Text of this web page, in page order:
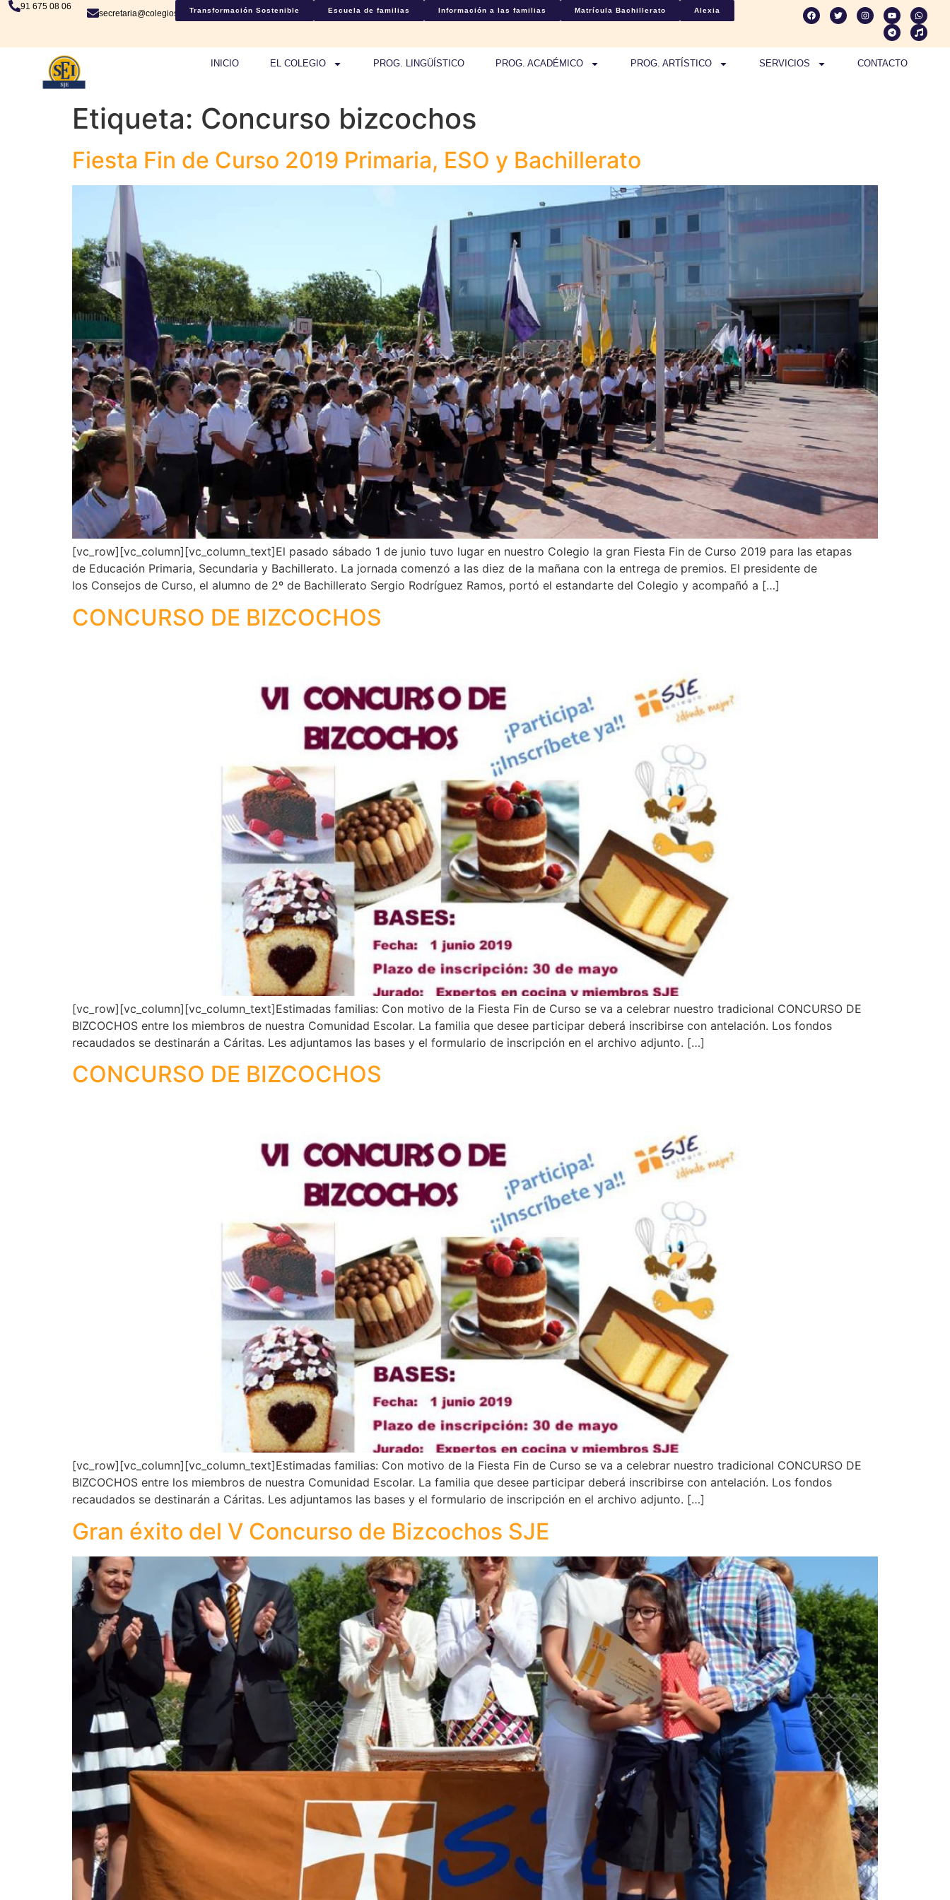
91 675 08 06
secretaria@colegiosje.esTransformación Sostenible Escuela de familias Información a las familias Matrícula Bachillerato Alexia
INICIO EL COLEGIO PROG. LINGÜÍSTICO PROG. ACADÉMICO PROG. ARTÍSTICO SERVICIOS CONTACTO
Etiqueta: Concurso bizcochos
Fiesta Fin de Curso 2019 Primaria, ESO y Bachillerato
[vc_row][vc_column][vc_column_text]El pasado sábado 1 de junio tuvo lugar en nuestro Colegio la gran Fiesta Fin de Curso 2019 para las etapas
de Educación Primaria, Secundaria y Bachillerato. La jornada comenzó a las diez de la mañana con la entrega de premios. El presidente de
los Consejos de Curso, el alumno de 2º de Bachillerato Sergio Rodríguez Ramos, portó el estandarte del Colegio y acompañó a […]
CONCURSO DE BIZCOCHOS
[vc_row][vc_column][vc_column_text]Estimadas familias: Con motivo de la Fiesta Fin de Curso se va a celebrar nuestro tradicional CONCURSO DE
BIZCOCHOS entre los miembros de nuestra Comunidad Escolar. La familia que desee participar deberá inscribirse con antelación. Los fondos
recaudados se destinarán a Cáritas. Les adjuntamos las bases y el formulario de inscripción en el archivo adjunto. […]
CONCURSO DE BIZCOCHOS
[vc_row][vc_column][vc_column_text]Estimadas familias: Con motivo de la Fiesta Fin de Curso se va a celebrar nuestro tradicional CONCURSO DE
BIZCOCHOS entre los miembros de nuestra Comunidad Escolar. La familia que desee participar deberá inscribirse con antelación. Los fondos
recaudados se destinarán a Cáritas. Les adjuntamos las bases y el formulario de inscripción en el archivo adjunto. […]
Gran éxito del V Concurso de Bizcochos SJE